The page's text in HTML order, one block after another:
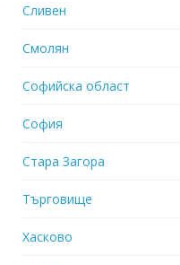
Сливен
Смолян
Софийска област
София
Стара Загора
Търговище
Хасково